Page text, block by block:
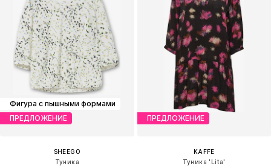
Фигура с пышными формами
ПРЕДЛОЖЕНИЕ
SHEEGO
Туника
ПРЕДЛОЖЕНИЕ
KAFFE
Туника 'Lita'